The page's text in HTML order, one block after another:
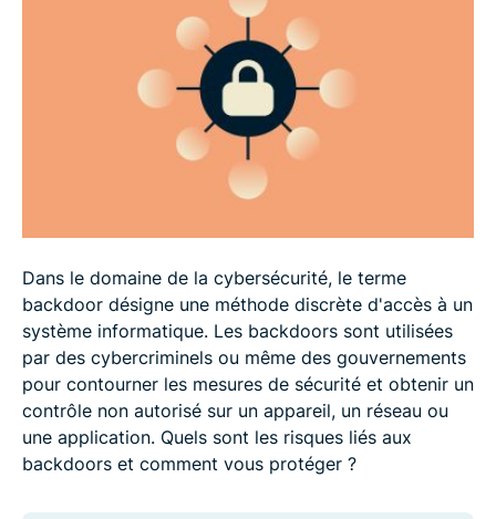
Comment supprimer une backdoor ?
Comment se protéger des backdoors ?
Sécurisez vos données avec ExpressVPN
FAQ : Qu’est-ce qu’une backdoor
Dans le domaine de la cybersécurité, le terme
backdoor désigne une méthode discrète d'accès à un
système informatique. Les backdoors sont utilisées
par des cybercriminels ou même des gouvernements
pour contourner les mesures de sécurité et obtenir un
contrôle non autorisé sur un appareil, un réseau ou
une application. Quels sont les risques liés aux
backdoors et comment vous protéger ?